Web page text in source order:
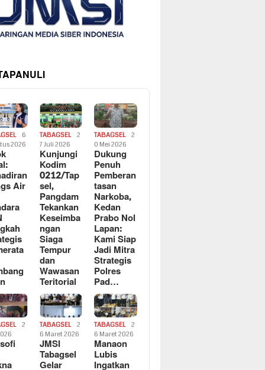
6
2026
Air
TABAGSEL
2
7 Juli 2026
Kunjungi
Kodim
0212/Tap
sel,
Pangdam
Tekankan
Keseimba
ngan
Siaga
Tempur
dan
Wawasan
Teritorial
TABAGSEL
2
0 Mei 2026
Dukung
Penuh
Pemberan
tasan
Narkoba,
Kedan
Prabo Nol
Lapan:
Kami Siap
Jadi Mitra
Strategis
Polres
Pad…
2
TABAGSEL
2
6 Maret 2026
JMSI
Tabagsel
Gelar
TABAGSEL
2
6 Maret 2026
Manaon
Lubis
Ingatkan